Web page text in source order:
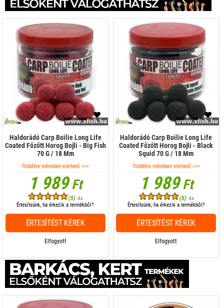
Haldorádó Carp Boilie Long Life
Coated Főzőtt Horog Bojli - Big Fish
70 G / 18 Mm
Többféle méretben elérhető >>>
1 989Ft
(5) 4x
Elfogyott
Értesítsünk, ha érkezik a termékből?
ÉRTESÍTÉST KÉREK
Haldorádó Carp Boilie Long Life
Coated Főzőtt Horog Bojli - Black
Squid 70 G / 18 Mm
Többféle méretben elérhető >>>
1 989Ft
(5) 4x
Elfogyott
Értesítsünk, ha érkezik a termékből?
ÉRTESÍTÉST KÉREK